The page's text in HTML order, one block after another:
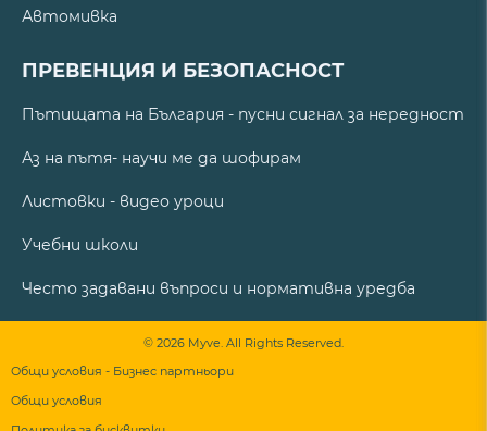
Автомивка
ПРЕВЕНЦИЯ И БЕЗОПАСНОСТ
Пътищата на България - пусни сигнал за нередност
Аз на пътя- научи ме да шофирам
Листовки - видео уроци
Учебни школи
Често задавани въпроси и нормативна уредба
© 2026 Myve. All Rights Reserved.
Общи условия - Бизнес партньори
Общи условия